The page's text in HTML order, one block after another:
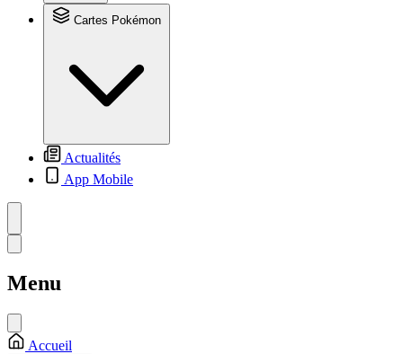
Actualités
App Mobile
Menu
Accueil